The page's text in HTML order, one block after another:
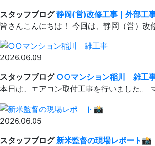
スタッフブログ 静岡(営)改修工事｜外部工
皆さんこんにちは！ 今回は、静岡（営）
2026.06.09
スタッフブログ ○○マンション稲川 雑工
本日は、エアコン取付工事を行いました。
2026.06.05
スタッフブログ 新米監督の現場レポート📸